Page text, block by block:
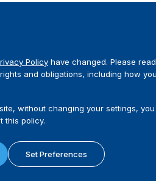
Policy have changed. Please read
and obligations, including how
without changing your settings,
this policy.
Set Preferences